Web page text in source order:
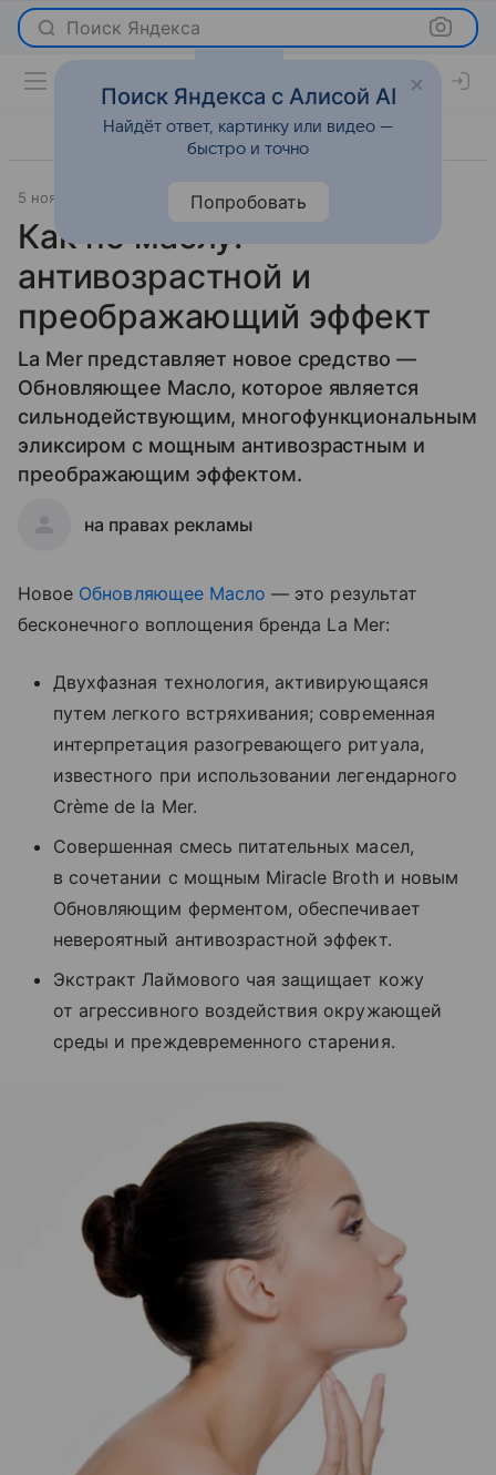
Поиск Яндекса
5 ноября 2015
Как по маслу:
антивозрастной и
преображающий эффект
La Mer представляет новое средство —
Обновляющее Масло, которое является
сильнодействующим, многофункциональным
эликсиром с мощным антивозрастным и
преображающим эффектом.
на правах рекламы
Новое Обновляющее Масло — это результат
бесконечного воплощения бренда La Mer:
Двухфазная технология, активирующаяся
путем легкого встряхивания; современная
интерпретация разогревающего ритуала,
известного при использовании легендарного
Crème de la Mer.
Совершенная смесь питательных масел,
в сочетании с мощным Miracle Broth и новым
Обновляющим ферментом, обеспечивает
невероятный антивозрастной эффект.
Экстракт Лаймового чая защищает кожу
от агрессивного воздействия окружающей
среды и преждевременного старения.
Поиск Яндекса с Алисой AI
Найдёт ответ, картинку или видео —
быстро и точно
Попробовать